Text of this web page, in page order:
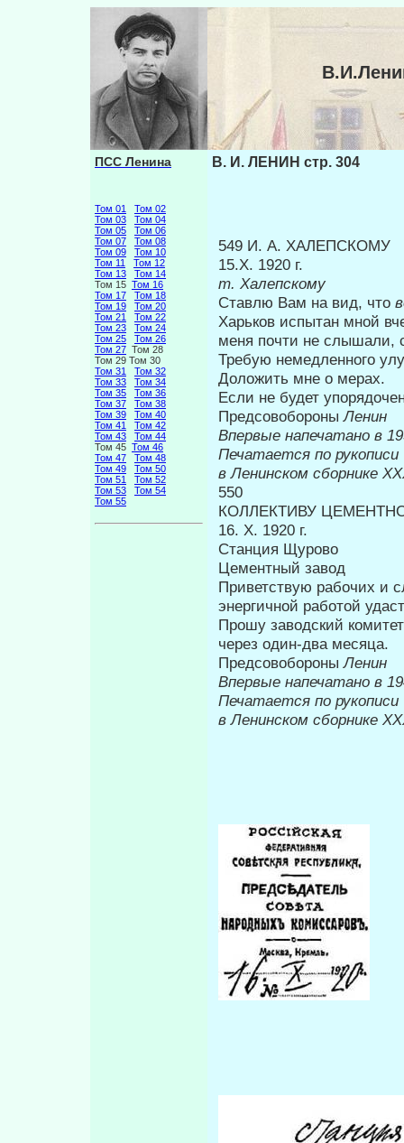
ПСС Ленина
Том 01
Том 02
Том 03
Том 04
Том 05
Том 06
Том 07
Том 08
Том 09
Том 10
Том 11
Том 12
Том 13
Том 14
Том 15 Том 16
Том 17
Том 18
Том 19
Том 20
Том 21
Том 22
Том 23
Том 24
Том 25
Том 26
Том 27 Том 28
Том 29 Том 30
Том 31
Том 32
Том 33
Том 34
Том 35
Том 36
Том 37
Том 38
Том 39
Том 40
Том 41
Том 42
Том 43
Том 44
Том 45 Том 46
Том 47
Том 48
Том 49
Том 50
Том 51
Том 52
Том 53
Том 54
Том 55
В. И. ЛЕНИН стр. 304
549 И. А. ХАЛЕПСКОМУ
15.Х. 1920 г.
т. Халепскому
Ставлю Вам на вид, что
Харьков ис­пытан мной
меня почти не слышали,
Требую немедленного
Доложить мне о мерах.
Если не будет
ПредсовобороныЛенин
Впервые
Печатается по рукописи
в Ленинском сборнике
550
КОЛЛЕКТИВУ
16. X. 1920 г.
Станция Щурово
Цементный завод
Приветствую рабочих и
энергичной ра­ботой
Прошу заводский
через один-два месяца.
ПредсовобороныЛенин
Впервые
Печатается по рукописи
в Ленинском сборнике